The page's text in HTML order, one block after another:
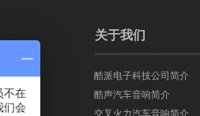
关于我们
酷派电子科技公司简介
酷声汽车音响简介
交叉火力汽车音响简介
不在
们会